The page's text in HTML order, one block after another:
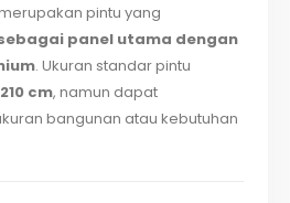
pintu yang
panel utama dengan
. Ukuran standar pintu
cm, namun dapat
bangunan atau kebutuhan